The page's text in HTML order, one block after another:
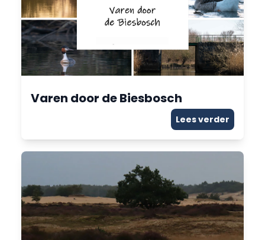
Varen door de Biesbosch
Lees verder